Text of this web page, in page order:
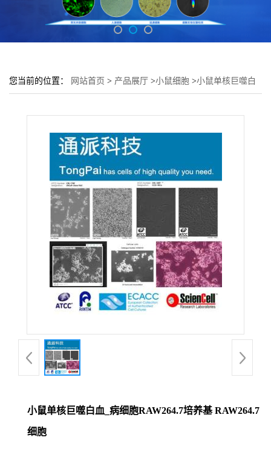
您当前的位置： 网站首页 > 产品展厅 >小鼠细胞 >小鼠单核巨噬白
小鼠单核巨噬白血_病细胞RAW264.7培养基 RAW264.7
细胞